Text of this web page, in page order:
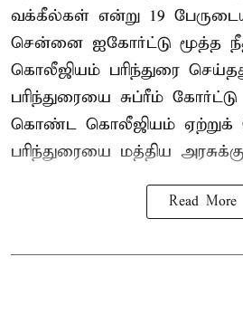
வக்கீல்கள் என்று 19
சென்னை ஐகோர்ட்டு மூத்த
கொலீஜியம் பரிந்துரை
பரிந்துரையை சுப்ரீம்
கொண்ட கொலீஜியம்
பரிந்துரையை மத்திய
Read More